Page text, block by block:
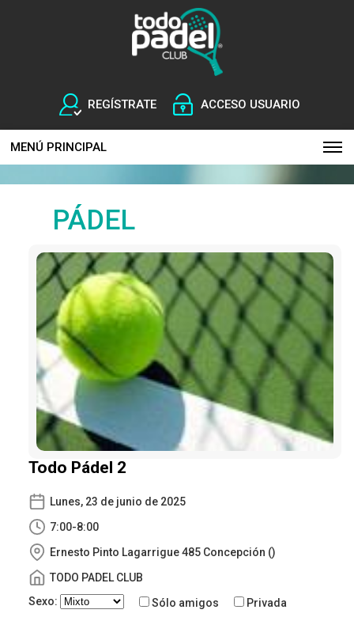
REGÍSTRATE ACCESO USUARIO
MENÚ PRINCIPAL
PÁDEL
Todo Pádel 2
Lunes, 23 de junio de 2025
7:00-8:00
Ernesto Pinto Lagarrigue 485 Concepción ()
TODO PADEL CLUB
Sexo:
Sólo amigos
Privada